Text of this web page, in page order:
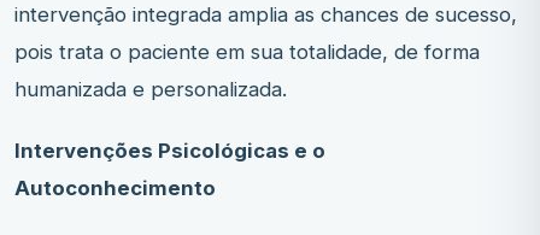
intervenção integrada amplia as chances de sucesso,
pois trata o paciente em sua totalidade, de forma
humanizada e personalizada.
Intervenções Psicológicas e o
Autoconhecimento